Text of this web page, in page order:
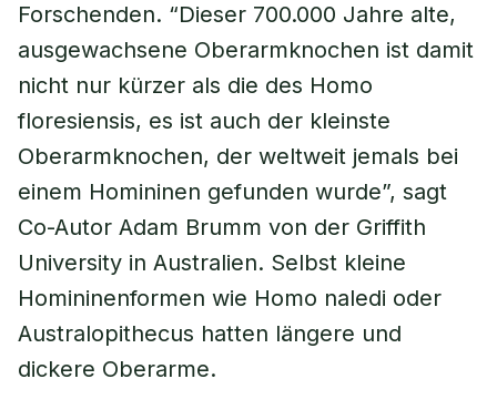
Forschenden. “Dieser 700.000 Jahre alte,
ausgewachsene Oberarmknochen ist damit
nicht nur kürzer als die des Homo
floresiensis, es ist auch der kleinste
Oberarmknochen, der weltweit jemals bei
einem Homininen gefunden wurde”, sagt
Co-Autor Adam Brumm von der Griffith
University in Australien. Selbst kleine
Homininenformen wie Homo naledi oder
Australopithecus hatten längere und
dickere Oberarme.